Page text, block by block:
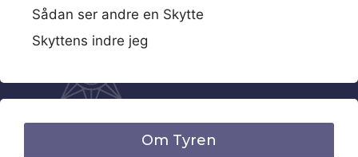
Sådan ser andre en Skytte
Skyttens indre jeg
Om Tyren